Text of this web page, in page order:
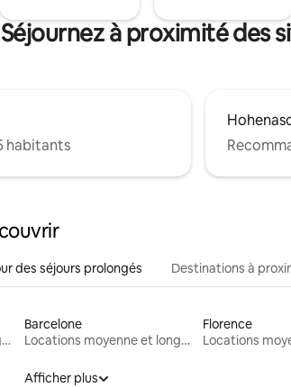
Séjournez à proximité des
habitants
des séjours prolongés Destinations à
Locations moyenne et longue durée
Barcelone
Locations moyenne et longue durée
Florence
Afficher plus